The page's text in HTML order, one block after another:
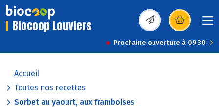
Biocoop Louviers (s’ouvre dans une
Prochaine ouverture à 09:30
Accueil
Toutes nos recettes
Sorbet au yaourt, aux framboises